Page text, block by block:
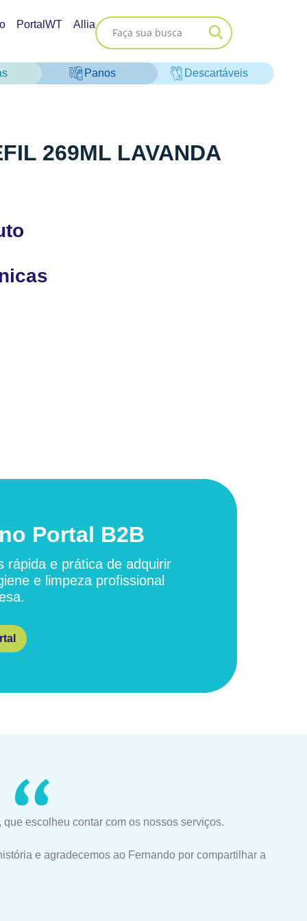
PortalWT Allia
Panos Descartáveis
269ML LAVANDA
Portal B2B
rápida e prática de adquirir
e limpeza profissional
escolheu contar com os nossos serviços.
e agradecemos ao Fernando por compartilhar a